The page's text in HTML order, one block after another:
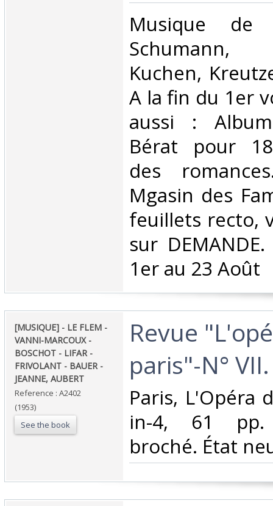
‎Musique de
Schumann,
Kuchen,
A la fin du 1er
aussi :
Bérat pour
des
Mgasin des
feuillets recto,
sur
1er au 23 Août‎
‎[MUSIQUE] - LE FLEM -
VANNI-MARCOUX -
BOSCHOT - LIFAR -
FRIVOLANT - BAUER -
JEANNE, AUBERT‎
Reference : A2402
(1953)
See the book
‎Revue
paris"-N°
‎Paris, L'Opéra
in-4, 61
broché. État